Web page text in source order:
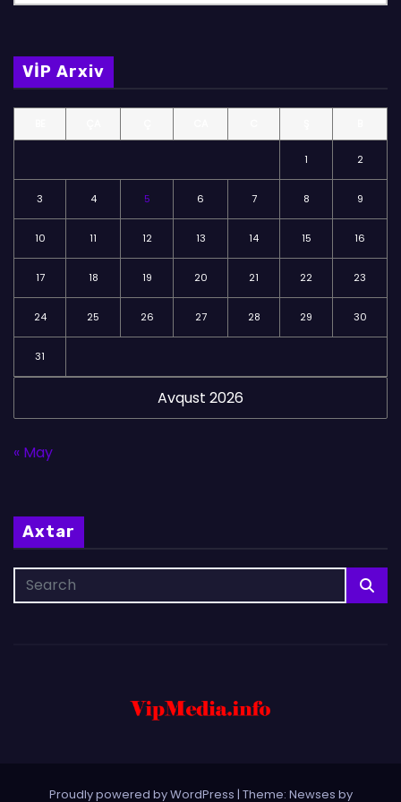
ö
m
l
VİP Arxiv
Avqust 2026
1 2
3 4 5 6 7 8 9
10 11 12 13 14 15 16
17 18 19 20 21 22 23
24 25 26 27 28 29 30
31
« May
Axtar
Proudly powered by WordPress | Theme: Newses by